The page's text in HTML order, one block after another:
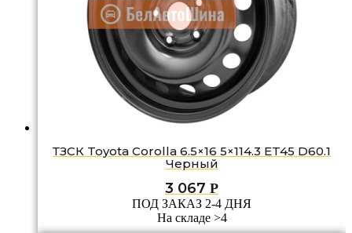
ТЗСК Toyota Corolla 6.5×16 5×114.3 ET45 D60.1
Черный
3 067 Р
ПОД ЗАКАЗ 2-4 ДНЯ
На складе >4